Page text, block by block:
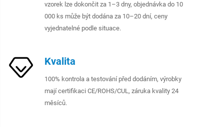
vzorek lze dokončit za 1–3 dny, objednávka do 10
000 ks může být dodána za 10–20 dní, ceny
vyjednatelné podle situace.
Kvalita
100% kontrola a testování před dodáním, výrobky
mají certifikaci CE/ROHS/CUL, záruka kvality 24
měsíců.